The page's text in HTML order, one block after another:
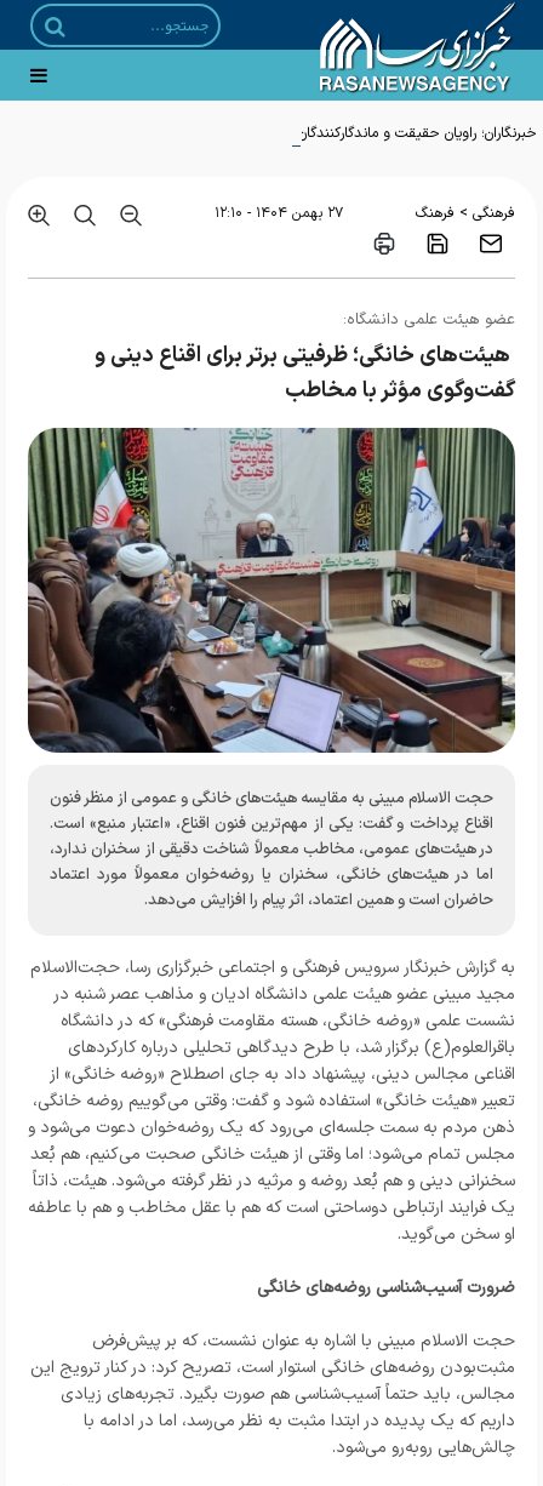
خبرنگاران؛ راویان حقیقت و ماندگارکنندگان رویدادها
فرهنگی > فرهنگ ۲۷ بهمن ۱۴۰۴ - ۱۲:۱۰
عضو هیئت علمی دانشگاه:
هیئت‌های خانگی؛ ظرفیتی برتر برای اقناع دینی و
گفت‌وگوی مؤثر با مخاطب
حجت الاسلام مبینی به مقایسه هیئت‌های خانگی و عمومی از منظر فنون
اقناع پرداخت و گفت: یکی از مهم‌ترین فنون اقناع، «اعتبار منبع» است.
در هیئت‌های عمومی، مخاطب معمولاً شناخت دقیقی از سخنران ندارد،
اما در هیئت‌های خانگی، سخنران یا روضه‌خوان معمولاً مورد اعتماد
حاضران است و همین اعتماد، اثر پیام را افزایش می‌دهد.
به گزارش خبرنگار سرویس فرهنگی و اجتماعی خبرگزاری رسا، حجت‌الاسلام
مجید مبینی عضو هیئت علمی دانشگاه ادیان و مذاهب عصر شنبه در
نشست علمی «روضه خانگی، هسته مقاومت فرهنگی» که در دانشگاه
باقرالعلوم(ع) برگزار شد، با طرح دیدگاهی تحلیلی درباره کارکردهای
اقناعی مجالس دینی، پیشنهاد داد به جای اصطلاح «روضه خانگی» از
تعبیر «هیئت خانگی» استفاده شود و گفت: وقتی می‌گوییم روضه خانگی،
ذهن مردم به سمت جلسه‌ای می‌رود که یک روضه‌خوان دعوت می‌شود و
مجلس تمام می‌شود؛ اما وقتی از هیئت خانگی صحبت می‌کنیم، هم بُعد
سخنرانی دینی و هم بُعد روضه و مرثیه در نظر گرفته می‌شود. هیئت، ذاتاً
یک فرایند ارتباطی دو‌ساحتی است که هم با عقل مخاطب و هم با عاطفه
او سخن می‌گوید.
ضرورت آسیب‌شناسی روضه‌های خانگی
حجت الاسلام مبینی با اشاره به عنوان نشست، که بر پیش‌فرض
مثبت‌بودن روضه‌های خانگی استوار است، تصریح کرد: در کنار ترویج این
مجالس، باید حتماً آسیب‌شناسی هم صورت بگیرد. تجربه‌های زیادی
داریم که یک پدیده در ابتدا مثبت به نظر می‌رسد، اما در ادامه با
چالش‌هایی روبه‌رو می‌شود.